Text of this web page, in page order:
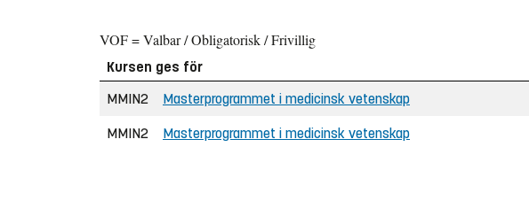
VOF = Valbar / Obligatorisk / Frivillig
Kursen ges för
MMIN2
Masterprogrammet i medicinsk vetenskap
MMIN2 Masterprogrammet i medicinsk vetenskap